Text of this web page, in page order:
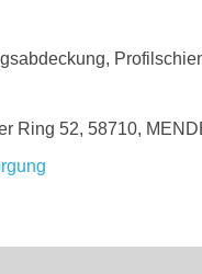
Ring 52, 58710,